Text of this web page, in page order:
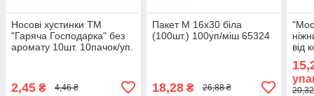
Носові хустинки ТМ
"Гаряча Господарка" без
аромату 10шт. 10пачок/уп.
2,45 ₴ 4,46 ₴
Пакет М 16х30 біла
(100шт.) 100уп/міш 65324
18,28₴ 26,88 ₴
від